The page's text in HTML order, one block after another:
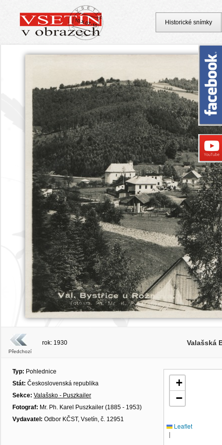
Předchozí
rok: 1930 Valašská
Typ: Pohlednice
Stát: Československá republika
Sekce: Valašsko - Puszkailer
Fotograf: Mr. Ph. Karel Puszkailer (1885 - 1953)
Vydavatel: Odbor KČST, Vsetín, č. 12951
+
−
Leaflet
|
Historické snímky